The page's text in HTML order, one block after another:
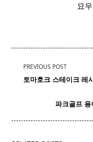
묘
<span
class="nav-
text">Page</span>
PREVIOUS POST
토마호크 스테이크 레
파크골프